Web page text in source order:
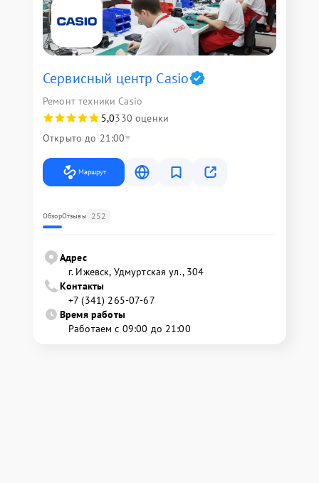
Сервисный центр Casio
Ремонт техники Casio
5,0330 оценки
Открыто до 21:00
Маршрут
ОбзорОтзывы 252
Адрес
г. Ижевск, Удмуртская ул., 304
Контакты
+7 (341) 265-07-67
Время работы
Работаем с 09:00 до 21:00